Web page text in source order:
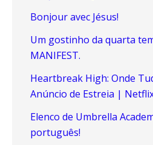
Bonjour avec Jésus!
Um gostinho da quarta
MANIFEST.
Heartbreak High: Onde
Anúncio de Estreia |
Elenco de Umbrella
português!